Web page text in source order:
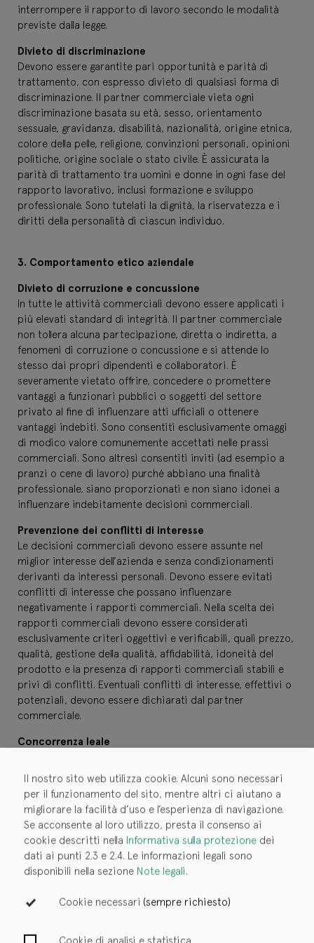
interrompere il rapporto di lavoro secondo le modalità
previste dalla legge.
Divieto di discriminazione
Devono essere garantite pari opportunità e parità di
trattamento, con espresso divieto di qualsiasi forma di
discriminazione. Il partner commerciale vieta ogni
discriminazione basata su età, sesso, orientamento
sessuale, gravidanza, disabilità, nazionalità, origine etnica,
colore della pelle, religione, convinzioni personali, opinioni
politiche, origine sociale o stato civile. È assicurata la
parità di trattamento tra uomini e donne in ogni fase del
rapporto lavorativo, inclusi formazione e sviluppo
professionale. Sono tutelati la dignità, la riservatezza e i
diritti della personalità di ciascun individuo.
3. Comportamento etico aziendale
Divieto di corruzione e concussione
In tutte le attività commerciali devono essere applicati i
più elevati standard di integrità. Il partner commerciale
non tollera alcuna partecipazione, diretta o indiretta, a
fenomeni di corruzione o concussione e si attende lo
stesso dai propri dipendenti e collaboratori. È
severamente vietato offrire, concedere o promettere
vantaggi a funzionari pubblici o soggetti del settore
privato al fine di influenzare atti ufficiali o ottenere
vantaggi indebiti. Sono consentiti esclusivamente omaggi
di modico valore comunemente accettati nelle prassi
commerciali. Sono altresì consentiti inviti (ad esempio a
pranzi o cene di lavoro) purché abbiano una finalità
professionale, siano proporzionati e non siano idonei a
influenzare indebitamente decisioni commerciali.
Prevenzione dei conflitti di interesse
Le decisioni commerciali devono essere assunte nel
miglior interesse dell’azienda e senza condizionamenti
derivanti da interessi personali. Devono essere evitati
conflitti di interesse che possano influenzare
negativamente i rapporti commerciali. Nella scelta dei
rapporti commerciali devono essere considerati
esclusivamente criteri oggettivi e verificabili, quali prezzo,
qualità, gestione della qualità, affidabilità, idoneità del
prodotto e la presenza di rapporti commerciali stabili e
privi di conflitti. Eventuali conflitti di interesse, effettivi o
potenziali, devono essere dichiarati dal partner
commerciale.
Concorrenza leale
nazionale e internazionale in materia di concorrenza e non
partecipa ad accordi sui prezzi, ripartizione di mercati o
clienti, intese di mercato o accordi sulle offerte.
Proprietà intellettuale
Il partner commerciale rispetta i diritti di proprietà
intellettuale. Il trasferimento di tecnologia e know-how
deve avvenire in modo tale da garantire la tutela dei diritti
I segreti aziendali e commerciali, nonché le informazioni
Il nostro sito web utilizza cookie. Alcuni sono necessari
per il funzionamento del sito, mentre altri ci aiutano a
migliorare la facilità d’uso e l’esperienza di navigazione.
Se acconsente al loro utilizzo, presta il consenso ai
cookie descritti nella Informativa sulla protezionedei
dati ai punti 2.3 e 2.4. Le informazioni legali sono
disponibili nella sezione Note legali.
Cookie necessari (sempre richiesto)
Cookie di analisi e statistica